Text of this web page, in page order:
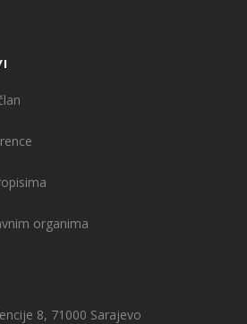
organima
8, 71000 Sarajevo